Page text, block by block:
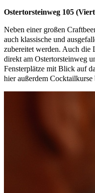
Ostertorsteinweg 105
Neben einer großen
auch klassische und
zubereitet werden. Auch die
direkt am Ostertorsteinweg
Fensterplätze mit Blick auf
hier außerdem Cocktailkurse